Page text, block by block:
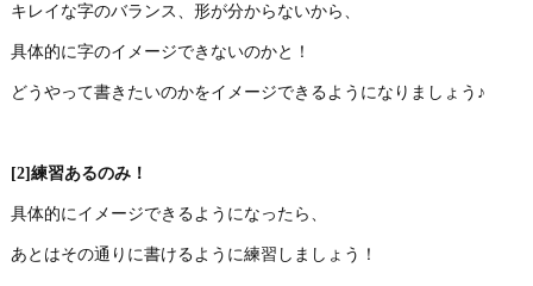
キレイな字のバランス、形が分からないから、
具体的に字のイメージできないのかと！
どうやって書きたいのかをイメージできるようになりましょう♪
[2]練習あるのみ！
具体的にイメージできるようになったら、
あとはその通りに書けるように練習しましょう！